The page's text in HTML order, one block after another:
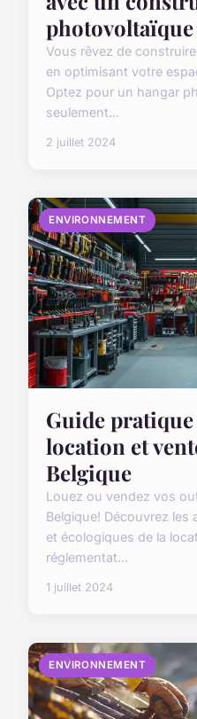
photovoltaïque
Vous rêvez de
en optimisant votre
Optez pour un hangar
seulement...
2 juillet 2024
ENVIRONNEMENT
Guide
location et
Belgique
Louez ou vendez vos
Belgique! Découvrez les
et écologiques de la
réglementat...
1 juillet 2024
ENVIRONNEMENT